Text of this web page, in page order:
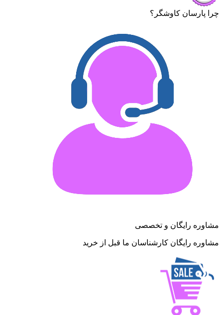
چرا پارسان کاوشگر؟
مشاوره رایگان و تخصصی
مشاوره رایگان کارشناسان ما قبل از خرید